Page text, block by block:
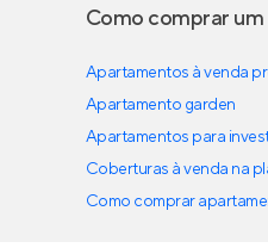
Como comprar um
Apartamentos à venda
Apartamento garden
Apartamentos para
Coberturas à venda na
Como comprar